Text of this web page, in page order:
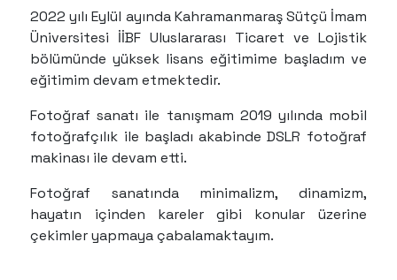
2022 yılı Eylül ayında Kahramanmaraş Sütçü İmam
Üniversitesi İİBF Uluslararası Ticaret ve Lojistik
bölümünde yüksek lisans eğitimime başladım ve
eğitimim devam etmektedir.
Fotoğraf sanatı ile tanışmam 2019 yılında mobil
fotoğrafçılık ile başladı akabinde DSLR fotoğraf
makinası ile devam etti.
Fotoğraf sanatında minimalizm, dinamizm,
hayatın içinden kareler gibi konular üzerine
çekimler yapmaya çabalamaktayım.